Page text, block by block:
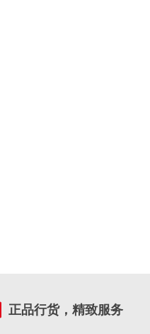
正品行货，精致服务